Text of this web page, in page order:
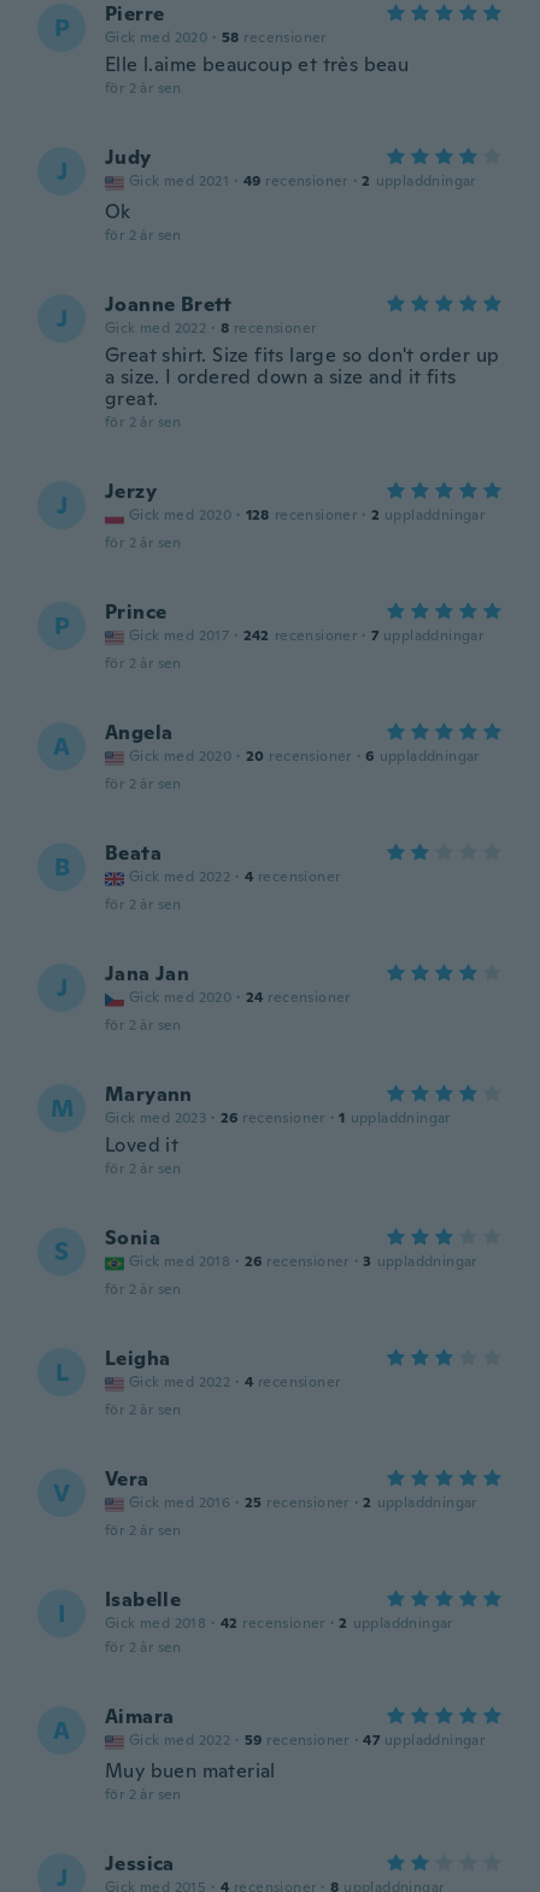
P Pierre
Gick med 2020 · 58 recensioner
Elle l.aime beaucoup et très beau
för 2 år sen
J Judy
Gick med 2021 · 49 recensioner · 2 uppladdningar
Ok
för 2 år sen
J Joanne Brett
Gick med 2022 · 8 recensioner
Great shirt. Size fits large so don't order up
a size. I ordered down a size and it fits
great.
för 2 år sen
J Jerzy
Gick med 2020 · 128 recensioner · 2 uppladdningar
för 2 år sen
P Prince
Gick med 2017 · 242 recensioner · 7 uppladdningar
för 2 år sen
A Angela
Gick med 2020 · 20 recensioner · 6 uppladdningar
för 2 år sen
B Beata
Gick med 2022 · 4 recensioner
för 2 år sen
J Jana Jan
Gick med 2020 · 24 recensioner
för 2 år sen
M Maryann
Gick med 2023 · 26 recensioner · 1 uppladdningar
Loved it
för 2 år sen
S Sonia
Gick med 2018 · 26 recensioner · 3 uppladdningar
för 2 år sen
L Leigha
Gick med 2022 · 4 recensioner
för 2 år sen
V Vera
Gick med 2016 · 25 recensioner · 2 uppladdningar
för 2 år sen
I Isabelle
Gick med 2018 · 42 recensioner · 2 uppladdningar
för 2 år sen
A Aimara
Gick med 2022 · 59 recensioner · 47 uppladdningar
Muy buen material
för 2 år sen
J Jessica
Gick med 2015 · 4 recensioner · 8 uppladdningar